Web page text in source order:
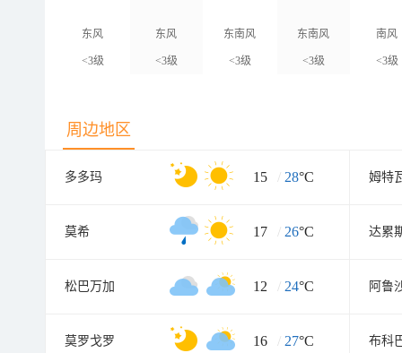
东风
<3级
东风
<3级
东南风
<3级
东南风
<3级
南风
<3级
周边地区
多多玛 15 / 28°C 姆特
莫希 17 / 26°C 达累
松巴万加 12 / 24°C 阿鲁
莫罗戈罗 16 / 27°C 布科